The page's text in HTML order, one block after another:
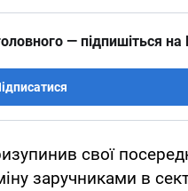
— підпишіться
свої
заручниками в